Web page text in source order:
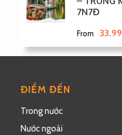
7N7Đ
From
ĐIỂM ĐẾN
Trong nước
Nước ngoài